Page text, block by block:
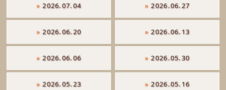
» 2026.07.04 » 2026.06.27
» 2026.06.20 » 2026.06.13
» 2026.06.06 » 2026.05.30
» 2026.05.23 » 2026.05.16